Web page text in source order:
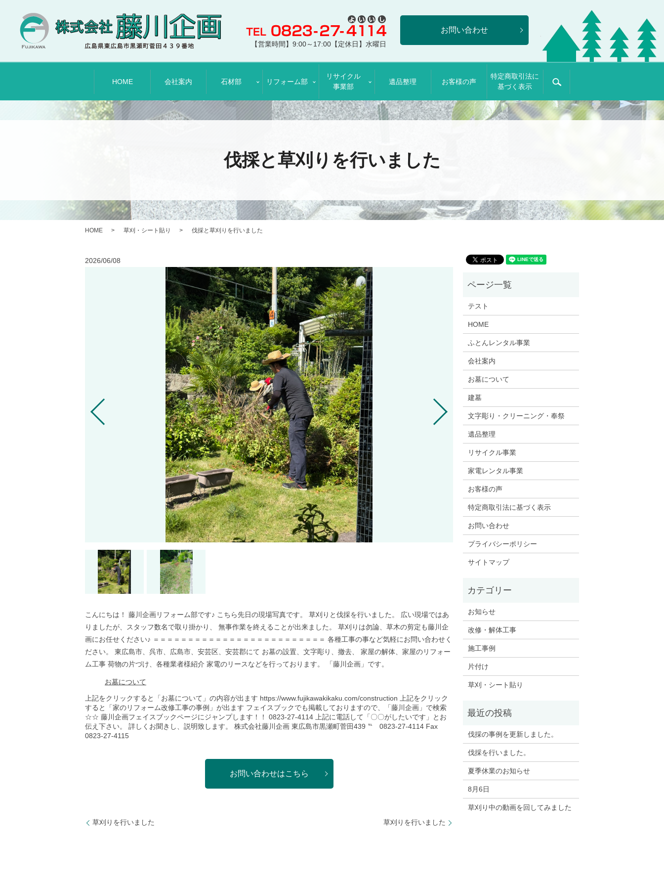
【営業時間】9:00～17:00【定休日】水曜日
お問い合わせ
HOME 会社案内 石材部 リフォーム部
リサイクル
事業部
遺品整理 お客様の声
特定商取引法に
基づく表示
伐採と草刈りを行いました
HOME 草刈・シート貼り 伐採と草刈りを行いました
2026/06/08
こんにちは！ 藤川企画リフォーム部です♪ こちら先日の現場写真です。 草刈りと伐採を行いました。 広い現場ではあ
りましたが、スタッフ数名で取り掛かり、 無事作業を終えることが出来ました。 草刈りは勿論、草木の剪定も藤川企
画にお任せください♪ ＝＝＝＝＝＝＝＝＝＝＝＝＝＝＝＝＝＝＝＝＝＝＝＝＝ 各種工事の事など気軽にお問い合わせく
ださい。 東広島市、呉市、広島市、安芸区、安芸郡にて お墓の設置、文字彫り、撤去、 家屋の解体、家屋のリフォー
ム工事 荷物の片づけ、各種業者様紹介 家電のリースなどを行っております。 「藤川企画」です。
お墓について
上記をクリックすると「お墓について」の内容が出ます https://www.fujikawakikaku.com/construction 上記をクリック
すると「家のリフォーム改修工事の事例」が出ます フェイスブックでも掲載しておりますので、「藤川企画」で検索
☆☆ 藤川企画フェイスブックページにジャンプします！！ 0823-27-4114 上記に電話して「〇〇がしたいです」とお
伝え下さい。 詳しくお聞きし、説明致します。 株式会社藤川企画 東広島市黒瀬町菅田439 ℡ 0823-27-4114 Fax
0823-27-4115
お問い合わせはこちら
草刈りを行いました 草刈りを行いました
テスト
HOME
ふとんレンタル事業
会社案内
お墓について
建墓
文字彫り・クリーニング・奉祭
遺品整理
リサイクル事業
家電レンタル事業
お客様の声
特定商取引法に基づく表示
お問い合わせ
プライバシーポリシー
サイトマップ
お知らせ
改修・解体工事
施工事例
片付け
草刈・シート貼り
伐採の事例を更新しました。
伐採を行いました。
夏季休業のお知らせ
8月6日
草刈り中の動画を回してみました